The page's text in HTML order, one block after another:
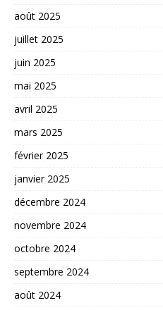
août 2025
juillet 2025
juin 2025
mai 2025
avril 2025
mars 2025
février 2025
janvier 2025
décembre 2024
novembre 2024
octobre 2024
septembre 2024
août 2024